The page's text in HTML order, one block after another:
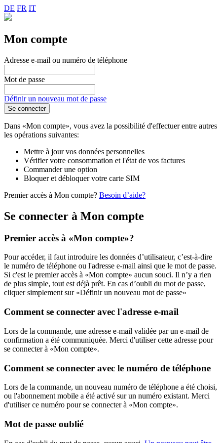
DE FR IT
Mon compte
Adresse e-mail ou numéro de téléphone
Mot de passe
Définir un nouveau mot de passe
Se connecter
Dans «Mon compte», vous avez la possibilité d'effectuer entre autres
les opérations suivantes:
Mettre à jour vos données personnelles
Vérifier votre consommation et l'état de vos factures
Commander une option
Bloquer et débloquer votre carte SIM
Premier accès à Mon compte? Besoin d’aide?
Se connecter à Mon compte
Premier accès à «Mon compte»?
Pour accéder, il faut introduire les données d’utilisateur, c’est-à-dire
le numéro de téléphone ou l'adresse e-mail ainsi que le mot de passe.
Si c'est le premier accès à «Mon compte» aucun souci. Il n’y a rien
de plus simple, tout est déjà prêt. En cas d’oubli du mot de passe,
cliquer simplement sur «Définir un nouveau mot de passe»
Comment se connecter avec l'adresse e-mail
Lors de la commande, une adresse e-mail validée par un e-mail de
confirmation a été communiquée. Merci d'utiliser cette adresse pour
se connecter à «Mon compte».
Comment se connecter avec le numéro de téléphone
Lors de la commande, un nouveau numéro de téléphone a été choisi,
ou l'abonnement mobile a été activé sur un numéro existant. Merci
d'utiliser ce numéro pour se connecter à «Mon compte».
Mot de passe oublié